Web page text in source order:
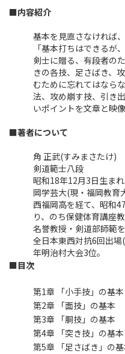
■内容紹介
基本を見直さなければ
「基本打ちはできるが
剣士に贈る、有段者の
きの各技、足さばき、
むために忘れてはなら
法、攻め崩す技、引き
いポイントを文章と映
■著者について
角 正武(すみまさたけ)
剣道範士八段
昭和18年12月3日生ま
岡学芸大(現・福岡教育
西福岡高を経て、昭和
り、のち保健体育講座
名誉教授・剣道部師範
全日本東西対抗6回出
年明治村大会3位。
■目次
第1章 「小手技」の基本
第2章 「面技」の基本
第3章 「胴技」の基本
第4章 「突き技」の基本
第5章 「足さばき」の